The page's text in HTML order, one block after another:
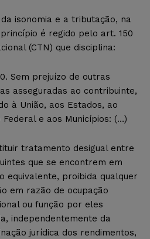
isonomia e a tributação, na
é regido pelo art. 150
(CTN) que disciplina:
Sem prejuízo de outras
asseguradas ao contribuinte,
à União, aos Estados, ao
Federal e aos Municípios: (…)
tratamento desigual entre
que se encontrem em
equivalente, proibida qualquer
em razão de ocupação
ou função por eles
independentemente da
jurídica dos rendimentos,